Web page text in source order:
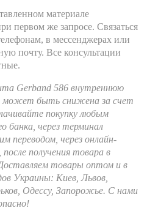
материале
первом же запросе. Связаться
в мессенджерах или
почту. Все консультации
Gerband 586 внутреннюю
может быть снижена за счет
покупку любым
банка, через терминал
переводом, через онлайн-
получения товара в
товары оптом и в
Украины: Киев, Львов,
Одессу, Запорожье. С нами